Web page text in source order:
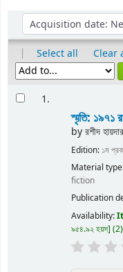
| Select all Clear
1.
স্মৃতি: ১৯৭১
byরশীদ
Edition: ১ম
Material
fiction
Publication
Availability:
৯৫৪.৯২ হয়স